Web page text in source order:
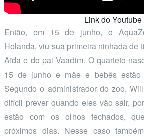
Link do Youtube
Então, em 15 de junho, o
Holanda, viu sua primeira ninhada de
Aïda e do pai Vaadim. O quarteto
15 de junho e mãe e bebês
Segundo o administrador do zoo,
difícil prever quando eles vão sair,
estão com os olhos fechados,
próximos dias. Nesse caso